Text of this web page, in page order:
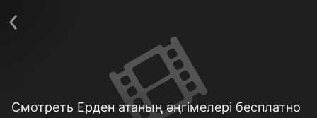
Смотреть Ерден атаның әңгімелері бесплатно
Политика конфиденциальности
Открыть приложение